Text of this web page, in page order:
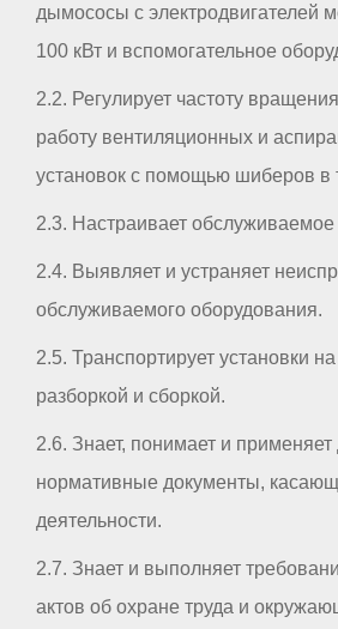
дымососы с электродвигателей
100 кВт и вспомогательное
2.2. Регулирует частоту
работу вентиляционных и
установок с помощью шиберов в
2.3. Настраивает
2.4. Выявляет и устраняет
обслуживаемого оборудования.
2.5. Транспортирует установки
разборкой и сборкой.
2.6. Знает, понимает и
нормативные документы,
деятельности.
2.7. Знает и выполняет
актов об охране труда и